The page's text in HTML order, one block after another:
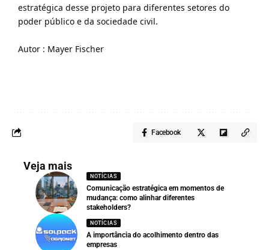
estratégica desse projeto para diferentes setores do
poder público e da sociedade civil.
Autor : Mayer Fischer
Facebook
Veja mais
NOTÍCIAS
Comunicação estratégica em momentos de
mudança: como alinhar diferentes
stakeholders?
NOTÍCIAS
A importância do acolhimento dentro das
empresas